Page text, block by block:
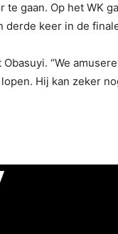
gaan. Op het WK
keer in de
“We
Hij kan zeker